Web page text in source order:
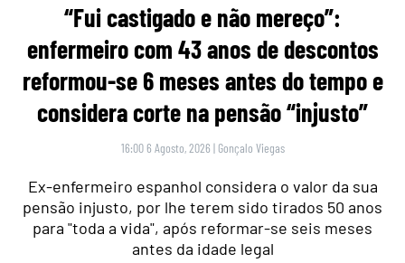
“Fui castigado e não mereço”:
enfermeiro com 43 anos de descontos
reformou-se 6 meses antes do tempo e
considera corte na pensão “injusto”
16:00 6 Agosto, 2026 | Gonçalo Viegas
Ex-enfermeiro espanhol considera o valor da sua
pensão injusto, por lhe terem sido tirados 50 anos
para "toda a vida", após reformar-se seis meses
antes da idade legal